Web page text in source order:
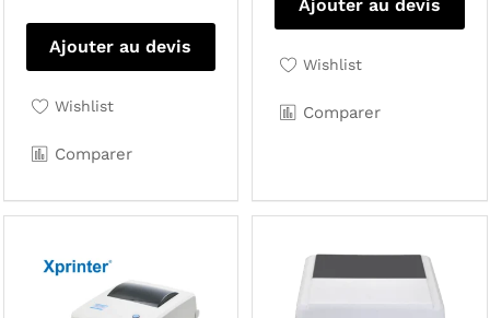
Ajouter au devis
Wishlist
Comparer
Ajouter au devis
Wishlist
Comparer